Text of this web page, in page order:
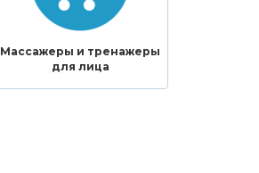
Массажеры и тренажеры
для лица